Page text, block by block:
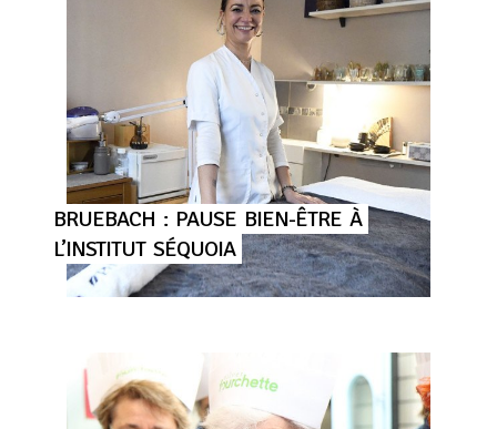
BRUEBACH : PAUSE BIEN-ÊTRE À
L’INSTITUT SÉQUOIA